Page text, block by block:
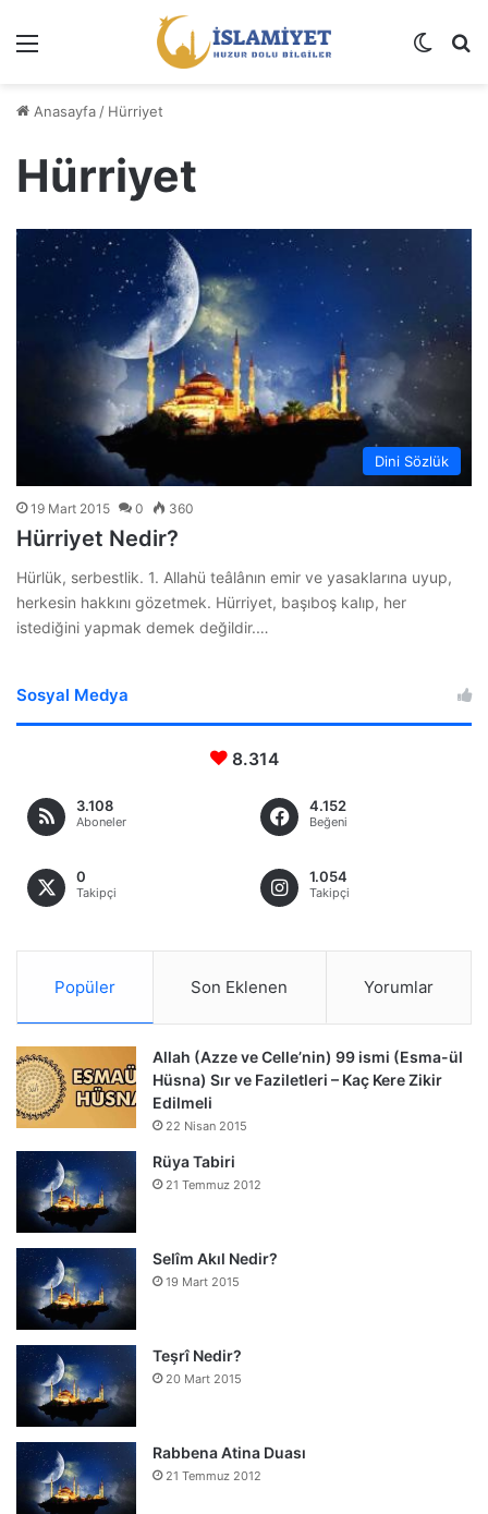
Dış
Anasayfa / Hürriyet
Hürriyet
Dini Sözlük
19 Mart 2015 0 360
Hürriyet Nedir?
Hürlük, serbestlik. 1. Allahü teâlânın emir ve yasaklarına uyup,
herkesin hakkını gözetmek. Hürriyet, başıboş kalıp, her
istediğini yapmak demek değildir.…
Sosyal Medya
8.314
3.108
Aboneler
4.152
Beğeni
0
Takipçi
1.054
Takipçi
Popüler Son Eklenen Yorumlar
Allah (Azze ve Celle’nin) 99 ismi (Esma-ül
Hüsna) Sır ve Faziletleri – Kaç Kere Zikir
Edilmeli
22 Nisan 2015
Rüya Tabiri
21 Temmuz 2012
Selîm Akıl Nedir?
19 Mart 2015
Teşrî Nedir?
20 Mart 2015
Rabbena Atina Duası
21 Temmuz 2012